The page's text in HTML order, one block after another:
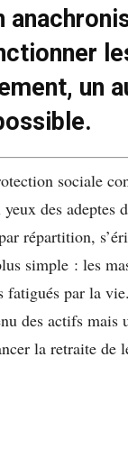
un
sociale
des adeptes
répartition,
simple : les
fatigués par la
des actifs mais
la retraite de